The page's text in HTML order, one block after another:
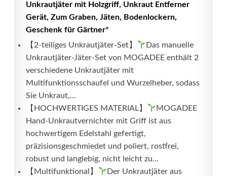
Unkrautjäter mit Holzgriff, Unkraut Entferner
Gerät, Zum Graben, Jäten, Bodenlockern,
Geschenk für Gärtner*
【2-teiliges Unkrautjäter-Set】
Das manuelle
Unkrautjäter-Jäter-Set von MOGADEE enthält 2
verschiedene Unkrautjäter mit
Multifunktionsschaufel und Wurzelheber, sodass
Sie Unkraut,...
【HOCHWERTIGES MATERIAL】
MOGADEE
Hand-Unkrautvernichter mit Griff ist aus
hochwertigem Edelstahl gefertigt,
präzisionsgeschmiedet und poliert, rostfrei,
robust und langlebig, nicht leicht zu...
【Multifunktional】
Der Unkrautjäter aus